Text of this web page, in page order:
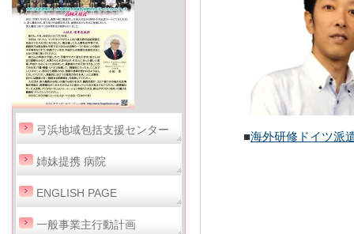
弓浜地域包括支援センター
姉妹提携 病院
ENGLISH PAGE
一般事業主行動計画
■海外研修ドイツ派